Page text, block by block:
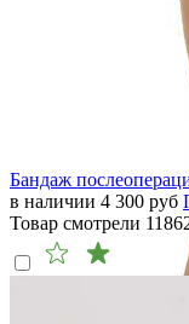
Бандаж
в наличии 4 300 руб
Товар смотрели